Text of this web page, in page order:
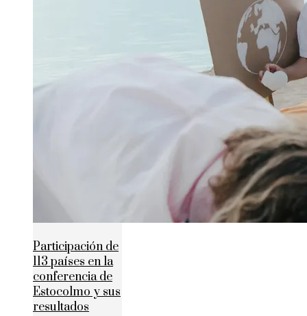
Participación de
113 países en la
conferencia de
Estocolmo y sus
resultados